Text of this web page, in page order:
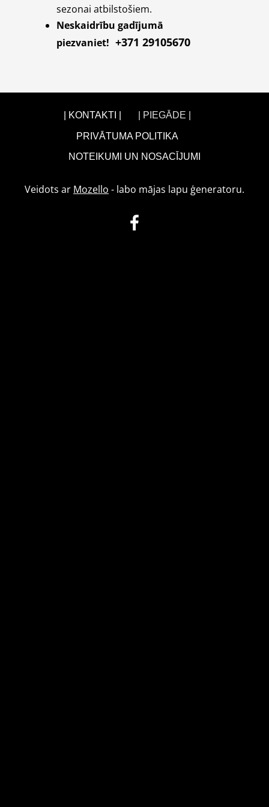
sezonai atbilstošiem.
Neskaidrību gadījumā
piezvaniet! +371 29105670
| KONTAKTI | | PIEGĀDE |
PRIVĀTUMA POLITIKA
NOTEIKUMI UN NOSACĪJUMI
Veidots ar Mozello - labo mājas lapu ģeneratoru.